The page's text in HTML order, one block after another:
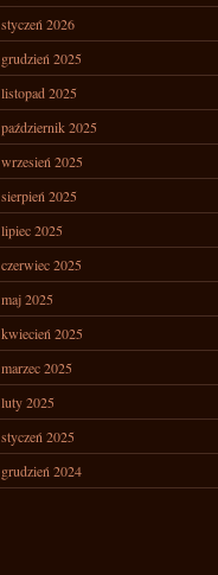
styczeń 2026
grudzień 2025
listopad 2025
październik 2025
wrzesień 2025
sierpień 2025
lipiec 2025
czerwiec 2025
maj 2025
kwiecień 2025
marzec 2025
luty 2025
styczeń 2025
grudzień 2024